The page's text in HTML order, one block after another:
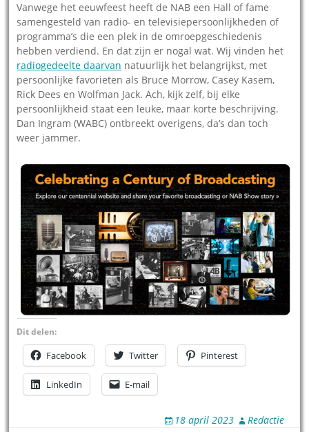
Vanwege het eeuwfeest heeft de NAB een Hall of fame
samengesteld van radio- en televisiepersoonlijkheden of
programma’s die een plek in de omroepgeschiedenis
hebben verdiend. En dat zijn er nogal wat. Wij vinden het
radiogedeelte daarvan natuurlijk het belangrijkst, met
persoonlijke favorieten als Bruce Morrow, Casey Kasem,
Rick Dees en Wolfman Jack. Ach, kijk zelf, bij elke
persoonlijkheid staat een leuke, maar korte beschrijving.
Dan Ingram (WABC) ontbreekt overigens, da’s dan toch
weer jammer.
Dit delen:
Facebook Twitter Pinterest
LinkedIn E-mail
18 april 2023 Redactie